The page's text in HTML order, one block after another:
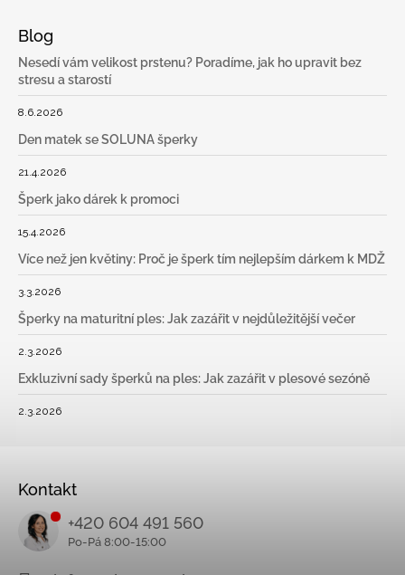
Blog
Nesedí vám velikost prstenu? Poradíme, jak ho upravit bez
stresu a starostí
8.6.2026
Den matek se SOLUNA šperky
21.4.2026
Šperk jako dárek k promoci
15.4.2026
Více než jen květiny: Proč je šperk tím nejlepším dárkem k MDŽ
3.3.2026
Šperky na maturitní ples: Jak zazářit v nejdůležitější večer
2.3.2026
Exkluzivní sady šperků na ples: Jak zazářit v plesové sezóně
2.3.2026
Kontakt
+420 604 491 560